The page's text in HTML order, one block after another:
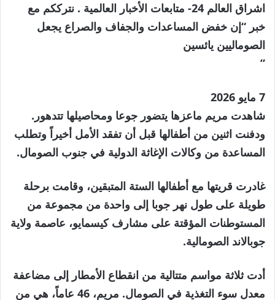
اشراق العالم 24- متابعات الأخبار العالمية . نترككم مع
خبر “إن خفض المساعدات والجفاف والصراع يجعل
الصوماليين يائسين
”
نُشرت
في
7
مايو
7 مايو 2026
شاهدت مريم ماعزها يتضور جوعا ومحاصيلها تتدهور.
ودفنت اثنين من أطفالها قبل أن تفقد الأمل أخيراً وتطلب
المساعدة من وكالات الإغاثة الدولية في جنوب الصومال.
غادرت قريتها مع أطفالها الستة المتبقين، وقامت برحلة
طويلة على طول نهر جوبا إلى واحدة من مجموعة من
المستوطنات المؤقتة على مشارف كيسمايو، عاصمة ولاية
جوبالاند الصومالية.
أدت ثلاثة مواسم متتالية من انقطاع الأمطار إلى مضاعفة
معدل سوء التغذية في الصومال. مريم، 46 عاماً، هي من